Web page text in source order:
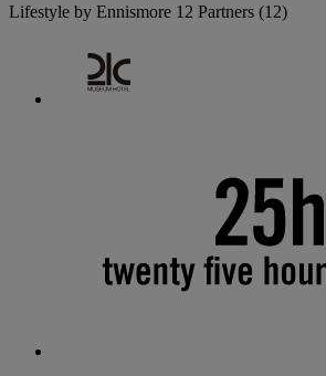
Lifestyle by Ennismore 12 Partners (12)